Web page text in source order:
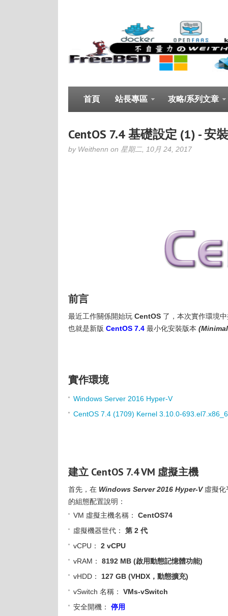
首頁 站長專區 攻略/系列文章
CentOS 7.4 基礎設定 (1) -
by Weithenn on 星期二, 10月 24, 2017
前言
最近工作關係開始玩 CentOS 了，本次實作環境
也就是新版 CentOS 7.4 最小化安裝版本
實作環境
Windows Server 2016 Hyper-V
CentOS 7.4 (1709) Kernel 3.10.0-
建立 CentOS 7.4 VM 虛擬主機
首先，在 Windows Server 2016 Hyper-V虛擬化
的組態配置說明：
VM 虛擬主機名稱： CentOS74
虛擬機器世代： 第 2 代
vCPU： 2 vCPU
vRAM： 8192 MB (啟用動態記憶體功能)
vHDD： 127 GB (VHDX，動態擴充)
vSwitch 名稱： VMs-vSwitch
安全開機： 停用